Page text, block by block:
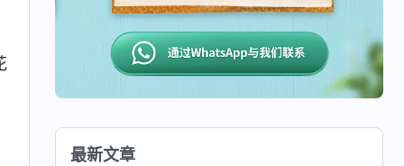
最新文章